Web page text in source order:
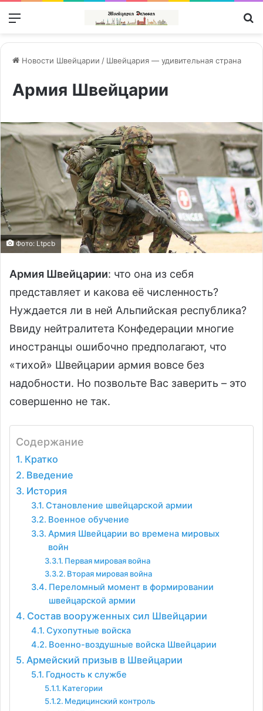
Меню
Новости Швейцарии / Швейцария — удивительная страна
Армия Швейцарии
Фото: Ltpcb
Армия Швейцарии: что она из себя
представляет и какова её численность?
Нуждается ли в ней Альпийская республика?
Ввиду нейтралитета Конфедерации многие
иностранцы ошибочно предполагают, что
«тихой» Швейцарии армия вовсе без
надобности. Но позвольте Вас заверить – это
совершенно не так.
Содержание
Кратко
Введение
История
Становление швейцарской армии
Военное обучение
Армия Швейцарии во времена мировых
войн
Первая мировая война
Вторая мировая война
Переломный момент в формировании
швейцарской армии
Состав вооруженных сил Швейцарии
Сухопутные войска
Военно-воздушные войска Швейцарии
Армейский призыв в Швейцарии
Годность к службе
Категории
Медицинский контроль